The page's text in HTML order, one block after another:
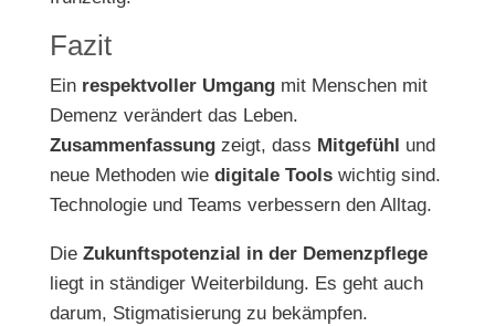
Fazit
Ein respektvoller Umgangmit Menschen mit
Demenz verändert das Leben.
Zusammenfassungzeigt, dass Mitgefühl und
neue Methoden wie digitale Toolswichtig sind.
Technologie und Teams verbessern den Alltag.
Die Zukunftspotenzial in der Demenzpflege
liegt in ständiger Weiterbildung. Es geht auch
darum, Stigmatisierung zu bekämpfen.